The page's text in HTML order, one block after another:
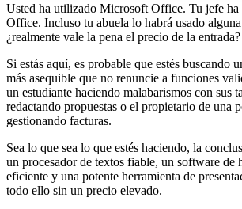
Usted ha utilizado Microsoft Office. Tu jefe
Office. Incluso tu abuela lo habrá usado
¿realmente vale la pena el precio de la entrada?
Si estás aquí, es probable que estés buscando
más asequible que no renuncie a funciones
un estudiante haciendo malabarismos con sus
redactando propuestas o el propietario de una
gestionando facturas.
Sea lo que sea lo que estés haciendo, la
un procesador de textos fiable, un software de
eficiente y una potente herramienta de
todo ello sin un precio elevado.